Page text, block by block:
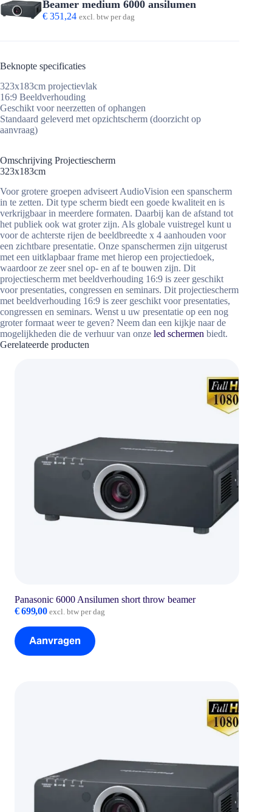
Beamer medium 6000 ansilumen
€ 351,24 excl. btw per dag
Beknopte specificaties
323x183cm projectievlak
16:9 Beeldverhouding
Geschikt voor neerzetten of ophangen
Standaard geleverd met opzichtscherm (doorzicht op
aanvraag)
Omschrijving Projectiescherm
323x183cm
Voor grotere groepen adviseert AudioVision een spanscherm
in te zetten. Dit type scherm biedt een goede kwaliteit en is
verkrijgbaar in meerdere formaten. Daarbij kan de afstand tot
het publiek ook wat groter zijn. Als globale vuistregel kunt u
voor de achterste rijen de beeldbreedte x 4 aanhouden voor
een zichtbare presentatie. Onze spanschermen zijn uitgerust
met een uitklapbaar frame met hierop een projectiedoek,
waardoor ze zeer snel op- en af te bouwen zijn. Dit
projectiescherm met beeldverhouding 16:9 is zeer geschikt
voor presentaties, congressen en seminars. Dit projectiescherm
met beeldverhouding 16:9 is zeer geschikt voor presentaties,
congressen en seminars. Wenst u uw presentatie op een nog
groter formaat weer te geven? Neem dan een kijkje naar de
mogelijkheden die de verhuur van onze led schermen biedt.
Gerelateerde producten
Panasonic 6000 Ansilumen short throw beamer
€699,00 excl. btw per dag
Aanvragen